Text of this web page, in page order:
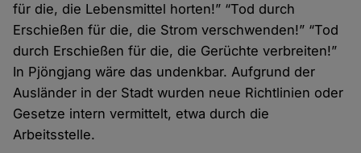
für die, die Lebensmittel horten!” “Tod durch
Erschießen für die, die Strom verschwenden!” “Tod
durch Erschießen für die, die Gerüchte verbreiten!”
In Pjöngjang wäre das undenkbar. Aufgrund der
Ausländer in der Stadt wurden neue Richtlinien oder
Gesetze intern vermittelt, etwa durch die
Arbeitsstelle.